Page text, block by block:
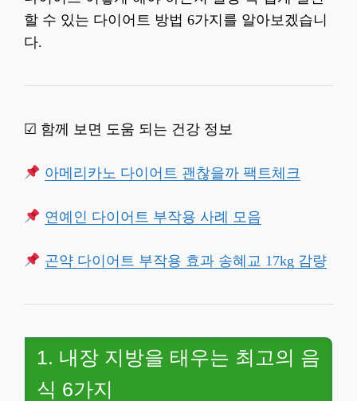
할 수 있는 다이어트 방법 6가지를 알아보겠습니
다.
☑ 함께 보면 도움 되는 건강 정보
아메리카노 다이어트 괜찮을까 팩트체크
연예인 다이어트 부작용 사례 모음
곤약 다이어트 부작용 효과 송혜교 17kg 감량
1. 내장 지방을 태우는 최고의 음
식 6가지